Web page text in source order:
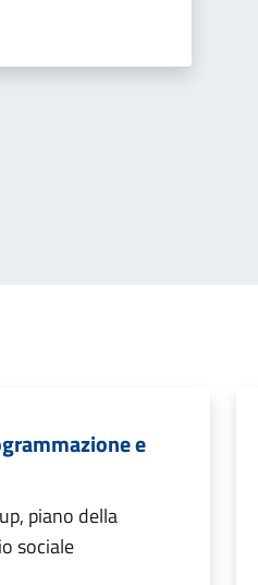
e
piano della
sociale